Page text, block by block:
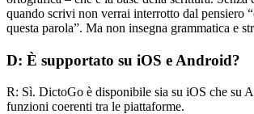
quando scrivi non verrai interrotto dal pensiero
questa parola”. Ma non insegna grammatica e
D: È supportato su iOS e Android?
R: Sì. DictoGo è disponibile sia su iOS che su
funzioni coerenti tra le piattaforme.